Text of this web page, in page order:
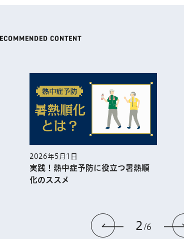
前のスラ
2 6
2026年5月1日
実践！熱中症予防に役⽴つ暑熱順
化のススメ